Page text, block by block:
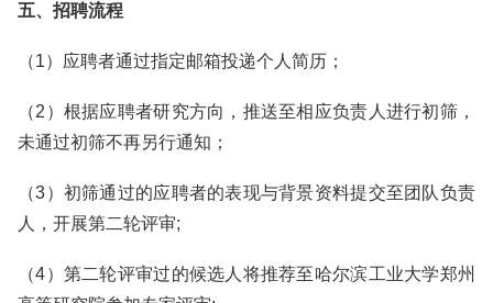
五、招聘流程
（1）应聘者通过指定邮箱投递个人简历；
（2）根据应聘者研究方向，推送至相应负责人进行初筛，
未通过初筛不再另行通知；
（3）初筛通过的应聘者的表现与背景资料提交至团队负责
人，开展第二轮评审;
（4）第二轮评审过的候选人将推荐至哈尔滨工业大学郑州